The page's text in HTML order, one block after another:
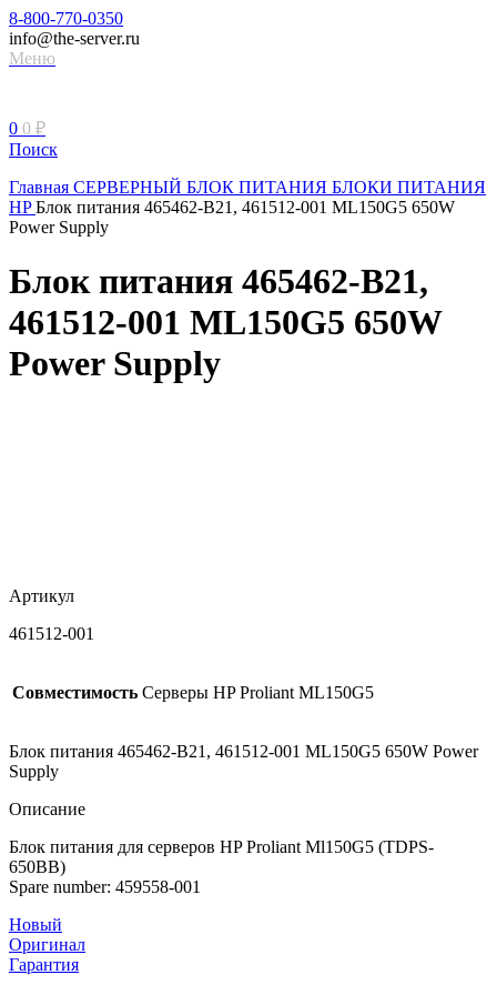
8-800-770-0350
info@the-server.ru
Меню
0 0 ₽
Поиск
Главная СЕРВЕРНЫЙ БЛОК ПИТАНИЯ БЛОКИ ПИТАНИЯ
HPБлок питания 465462-B21, 461512-001 ML150G5 650W
Power Supply
Блок питания 465462-B21,
461512-001 ML150G5 650W
Power Supply
Артикул
461512-001
Совместимость Серверы HP Proliant ML150G5
Блок питания 465462-B21, 461512-001 ML150G5 650W Power
Supply
Описание
Блок питания для серверов HP Proliant Ml150G5 (TDPS-
650BB)
Spare number: 459558-001
Новый
Оригинал
Гарантия